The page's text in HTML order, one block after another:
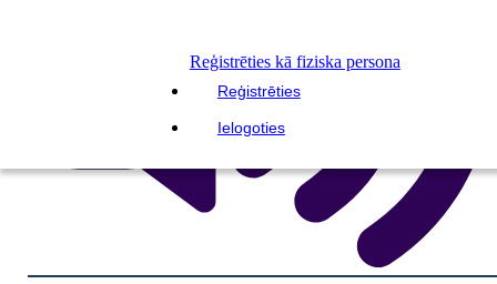
Reģistrēties kā fiziska persona
Reģistrēties
Ielogoties